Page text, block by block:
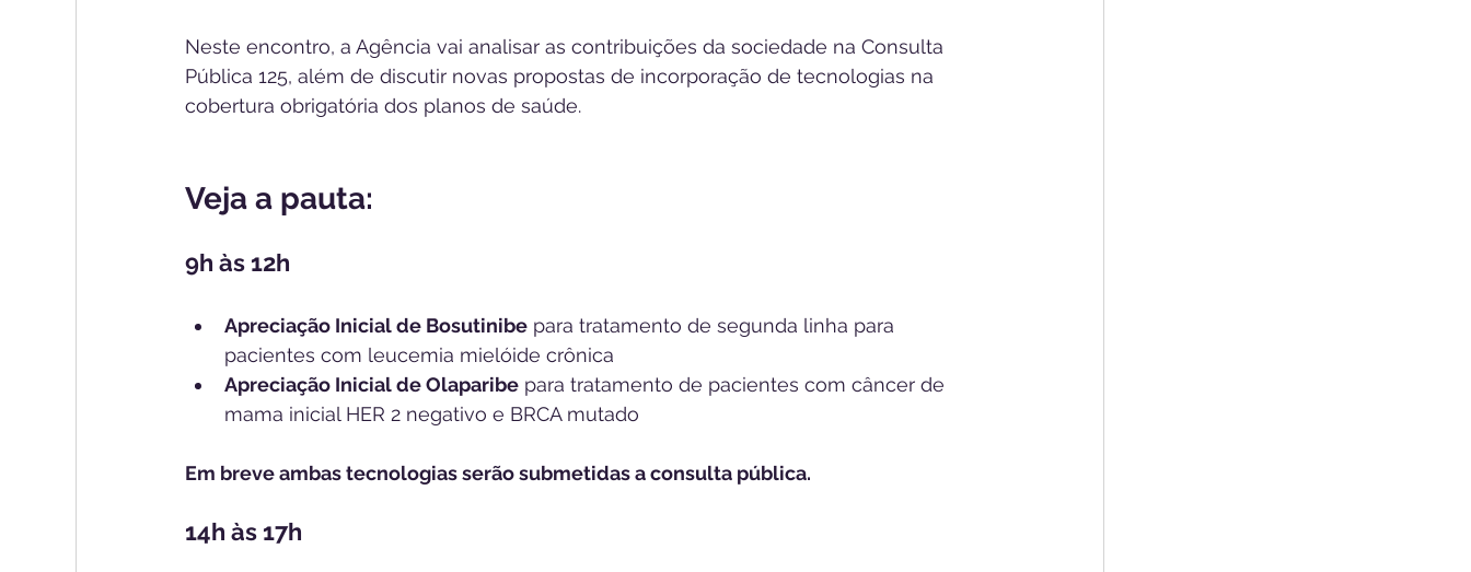
Neste encontro, a Agência vai analisar as contribuições da sociedade na Consulta
Pública 125, além de discutir novas propostas de incorporação de tecnologias na
cobertura obrigatória dos planos de saúde.
Veja a pauta:
9h às 12h
Aprec﻿iação Inicial de Bosutinibe para tratamento de segunda linha para
pacientes com leucemia mielóide crônica
Apreciação Inicial de Olaparibe para tratamento de pacientes com câncer de
mama inicial HER 2 negativo e BRCA mutado
Em breve ambas tecnologias serão submetidas a consulta pública.
14h às 17h